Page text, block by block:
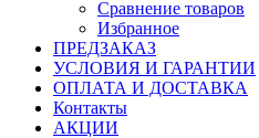
Сравнение товаров
Избранное
ПРЕДЗАКАЗ
УСЛОВИЯ И ГАРАНТИИ
ОПЛАТА И ДОСТАВКА
Контакты
АКЦИИ